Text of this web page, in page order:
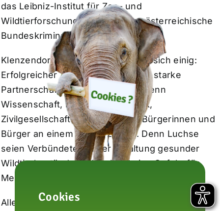
das Leibniz-Institut für Zoo- und
Wildtierforschung (IZW) und das österreichische
Bundeskriminalamt.
Klenzendorf und Reinschmidt sind sich einig:
Erfolgreicher Artenschutz brauche starke
Partnerschaften. Er gelinge nur, wenn
Wissenschaft, Naturschutz, Politik,
Zivilgesellschaft und engagierte Bürgerinnen und
Bürger an einem Strang ziehen. Denn Luchse
seien Verbündete bei der Erhaltung gesunder
Wildtierbestände und stellen keine Gefahr für
Menschen dar.
Alle Artenschutz-Interessierten und Luchs-
Cookies